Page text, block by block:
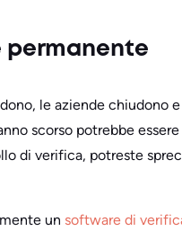
permanente
le aziende chiudono
scorso potrebbe
di verifica, potreste
un software di